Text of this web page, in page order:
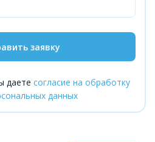
заявку
даете согласие на обработку
данных